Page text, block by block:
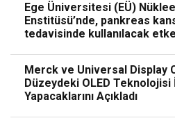
Ege Üniversitesi (EÜ)
Enstitüsü’nde, pankreas
tedavisinde kullanılacak
Merck ve Universal Display
Düzeydeki OLED
Yapacaklarını Açıkladı